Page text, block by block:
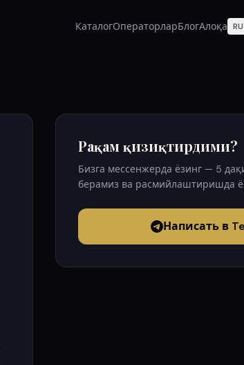
КаталогОператорларБлогАлоқа RU
Рақам қизиқтирдими?
Бизга мессенжерда ёзинг — 5
берамиз ва расмийлаштиришда
Написать в